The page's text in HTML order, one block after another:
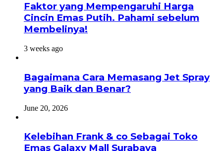
Faktor yang Mempengaruhi Harga
Cincin Emas Putih. Pahami sebelum
Membelinya!
3 weeks ago
Bagaimana Cara Memasang Jet Spray
yang Baik dan Benar?
June 20, 2026
Kelebihan Frank & co Sebagai Toko
Emas Galaxy Mall Surabaya